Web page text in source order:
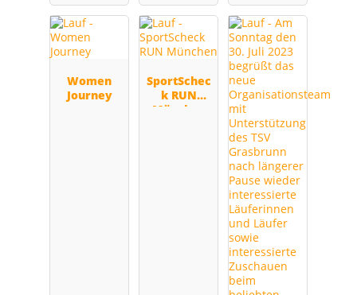
Women
Journey
SportSchec
k RUN
München